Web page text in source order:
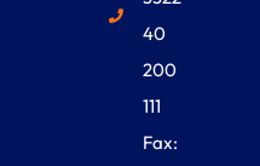
40
200
111
Fax: